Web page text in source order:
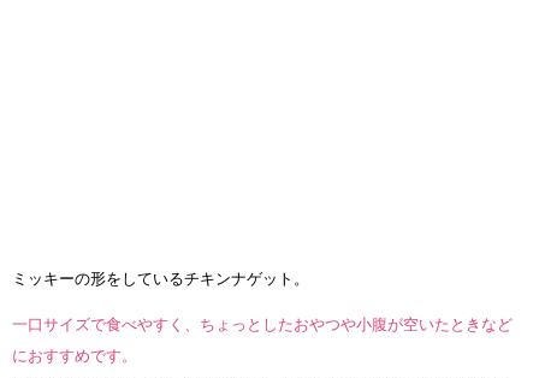
ミッキーの形をしているチキンナゲット。
一口サイズで食べやすく、ちょっとしたおやつや小腹が空いたときなど
におすすめです。